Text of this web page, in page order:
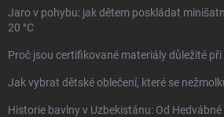
Jaro v pohybu: jak dětem poskládat
20 °C
Proč jsou certifikované materiály důležité
Jak vybrat dětské oblečení, které se
Historie bavlny v Uzbekistánu: Od